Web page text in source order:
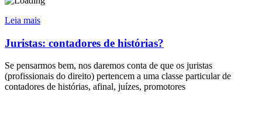
Leia mais
Juristas: contadores de histórias?
Se pensarmos bem, nos daremos conta de que os juristas
(profissionais do direito) pertencem a uma classe particular de
contadores de histórias, afinal, juízes, promotores